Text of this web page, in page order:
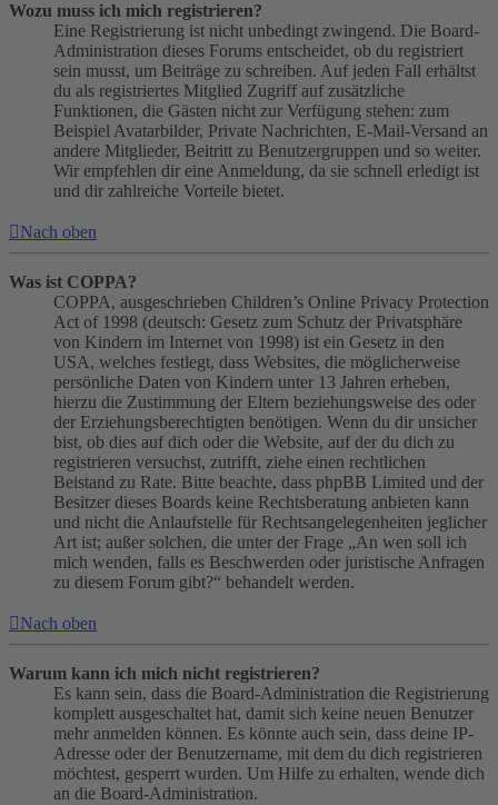
Wozu muss ich mich registrieren?
Eine Registrierung ist nicht unbedingt zwingend. Die Board-
Administration dieses Forums entscheidet, ob du registriert
sein musst, um Beiträge zu schreiben. Auf jeden Fall erhältst
du als registriertes Mitglied Zugriff auf zusätzliche
Funktionen, die Gästen nicht zur Verfügung stehen: zum
Beispiel Avatarbilder, Private Nachrichten, E-Mail-Versand an
andere Mitglieder, Beitritt zu Benutzergruppen und so weiter.
Wir empfehlen dir eine Anmeldung, da sie schnell erledigt ist
und dir zahlreiche Vorteile bietet.
Nach oben
Was ist COPPA?
COPPA, ausgeschrieben Children’s Online Privacy Protection
Act of 1998 (deutsch: Gesetz zum Schutz der Privatsphäre
von Kindern im Internet von 1998) ist ein Gesetz in den
USA, welches festlegt, dass Websites, die möglicherweise
persönliche Daten von Kindern unter 13 Jahren erheben,
hierzu die Zustimmung der Eltern beziehungsweise des oder
der Erziehungsberechtigten benötigen. Wenn du dir unsicher
bist, ob dies auf dich oder die Website, auf der du dich zu
registrieren versuchst, zutrifft, ziehe einen rechtlichen
Beistand zu Rate. Bitte beachte, dass phpBB Limited und der
Besitzer dieses Boards keine Rechtsberatung anbieten kann
und nicht die Anlaufstelle für Rechtsangelegenheiten jeglicher
Art ist; außer solchen, die unter der Frage „An wen soll ich
mich wenden, falls es Beschwerden oder juristische Anfragen
zu diesem Forum gibt?“ behandelt werden.
Nach oben
Warum kann ich mich nicht registrieren?
Es kann sein, dass die Board-Administration die Registrierung
komplett ausgeschaltet hat, damit sich keine neuen Benutzer
mehr anmelden können. Es könnte auch sein, dass deine IP-
Adresse oder der Benutzername, mit dem du dich registrieren
möchtest, gesperrt wurden. Um Hilfe zu erhalten, wende dich
an die Board-Administration.